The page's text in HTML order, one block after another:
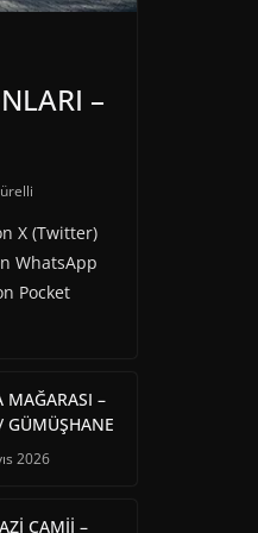
–
X (Twitter)
WhatsApp
Pocket
MAĞARASI –
GÜMÜŞHANE
2026
CAMİİ –